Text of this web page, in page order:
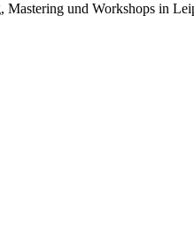
Mastering und Workshops in